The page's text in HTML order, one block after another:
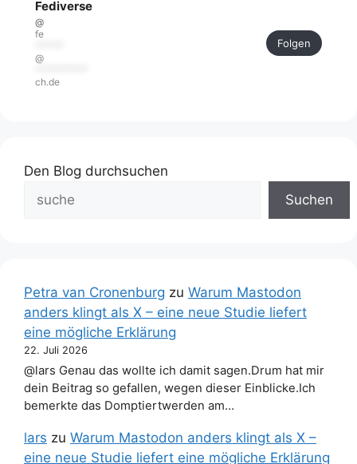
Fediverse
@
fe
@
ch.de
Folgen
Den Blog durchsuchen
Suchen
Petra van Cronenburg zu Warum Mastodon
anders klingt als X – eine neue Studie liefert
eine mögliche Erklärung
22. Juli 2026
@lars Genau das wollte ich damit sagen.Drum hat mir
dein Beitrag so gefallen, wegen dieser Einblicke.Ich
bemerkte das Domptiertwerden am…
lars zu Warum Mastodon anders klingt als X –
eine neue Studie liefert eine mögliche Erklärung